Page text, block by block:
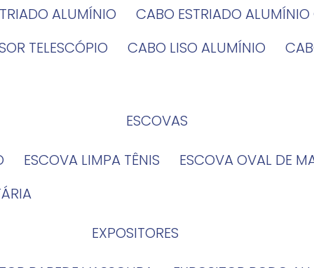
ALUMÍNIO
CABO ESTRIADO
TELESCÓPIO
CABO LISO ALUMÍNIO
ESCOVAS
ESCOVA LIMPA TÊNIS
ESCOVA OVAL DE
EXPOSITORES